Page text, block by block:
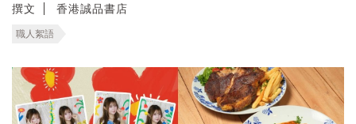
撰文 香港誠品書店
職人絮語